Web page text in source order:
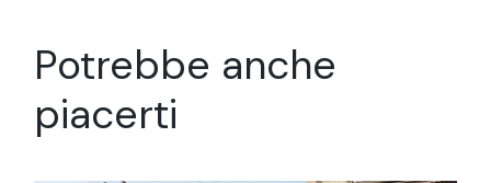
Potrebbe anche
piacerti